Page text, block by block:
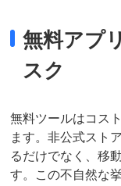
無料アプ
スク
無料ツールはコス
ます。非公式スト
るだけでなく、移
す。この不自然な